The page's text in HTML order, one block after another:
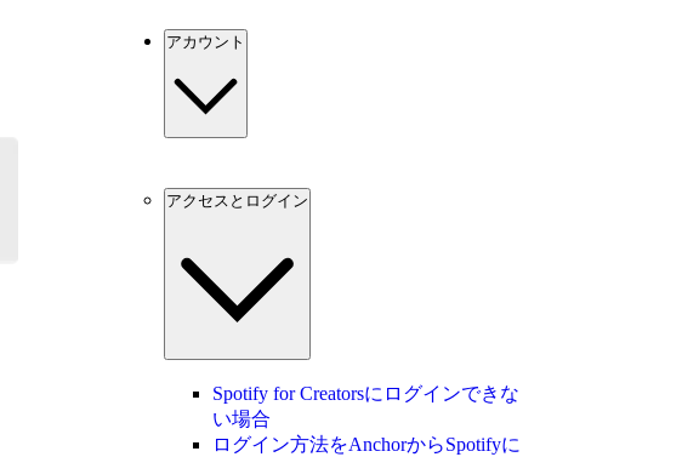
アカウント
アクセスとログイン
Spotify for Creatorsにログインできな
い場合
ログイン方法をAnchorからSpotifyに